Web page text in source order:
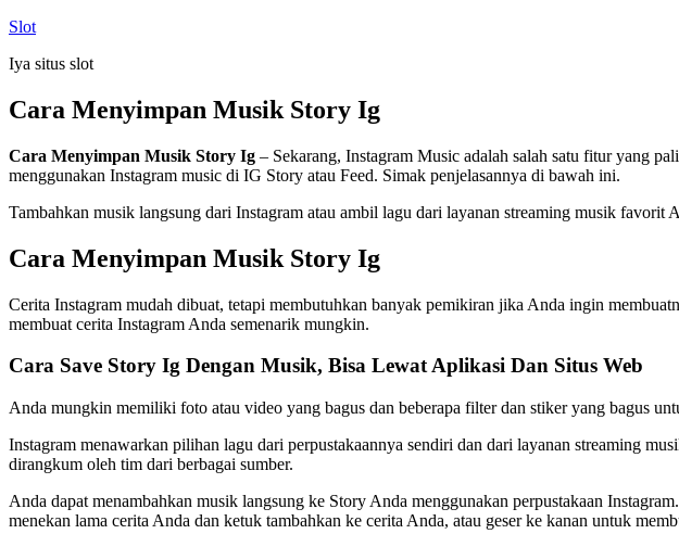
Skip
content
Slot
Iya situs slot
Cara Menyimpan Musik Story Ig
Cara Menyimpan Musik Story Ig – Sekarang, Instagram Music adalah salah satu fitur yang
menggunakan Instagram music di IG Story atau Feed. Simak penjelasannya di bawah ini.
Tambahkan musik langsung dari Instagram atau ambil lagu dari layanan streaming musik
Cara Menyimpan Musik Story Ig
Cerita Instagram mudah dibuat, tetapi membutuhkan banyak pemikiran jika Anda ingin
membuat cerita Instagram Anda semenarik mungkin.
Cara Save Story Ig Dengan Musik, Bisa Lewat Aplikasi Dan Situs Web
Anda mungkin memiliki foto atau video yang bagus dan beberapa filter dan stiker yang bagus
Instagram menawarkan pilihan lagu dari perpustakaannya sendiri dan dari layanan streaming
dirangkum oleh tim dari berbagai sumber.
Anda dapat menambahkan musik langsung ke Story Anda menggunakan perpustakaan
menekan lama cerita Anda dan ketuk tambahkan ke cerita Anda, atau geser ke kanan untuk